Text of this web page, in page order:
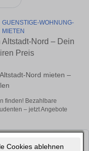
Cookies ablehnen
GUENSTIGE-WOHNUNG-
MIETEN
Nord – Dein
Preis
Nord mieten –
finden! Bezahlbare
– jetzt Angebote